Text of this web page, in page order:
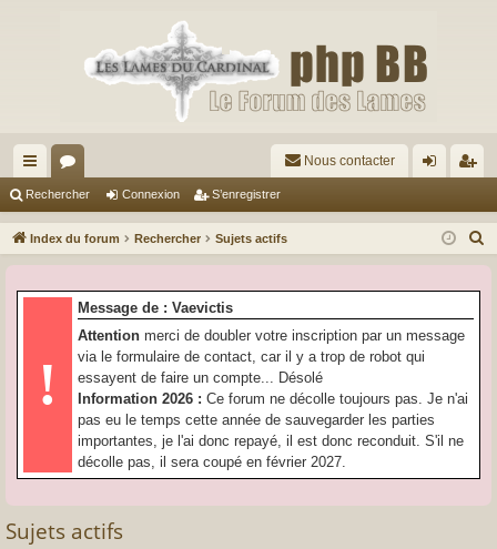
cc
ès
pi
or
u
s
Nous contacter
ne
on
nr
ist
Rechercher Connexion S’enregistrer
Index du forum Rechercher Sujets actifs
!
Message de : Vaevictis
Attention merci de doubler votre inscription par un message
via le formulaire de contact, car il y a trop de robot qui
essayent de faire un compte... Désolé
Information 2026 : Ce forum ne décolle toujours pas. Je n'ai
pas eu le temps cette année de sauvegarder les parties
importantes, je l'ai donc repayé, il est donc reconduit. S'il ne
décolle pas, il sera coupé en février 2027.
Sujets actifs